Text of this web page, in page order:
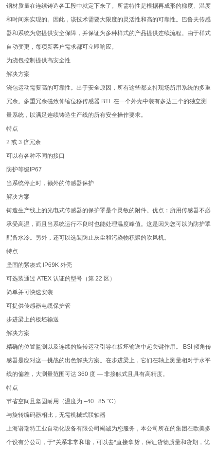
钢材质量在连续铸造各工段中就定下来了。所需特性是根据再成形的梯度、温度
和时间来实现的。因此，该技术需要大限度的灵活性和高的可靠性。巴鲁夫传感
器和系统为您提供安全保障，并保证为多种样式的产品提供连续流程。由于样式
自动变更，每项新客户需求都可立即响应。
为浇包控制提供高安全性
解决方案
浇包运动需要高的可靠性。出于安全原因，所有这些都支持现场所用系统的多重
冗余。多重冗余磁致伸缩位移传感器 BTL 在一个外壳中装有多达三个的独立测
量系统，以满足连续铸造生产线的所有安全操作要求。
特点
2 或 3 倍冗余
可以有各种不同的接口
防护等级IP67
当系统停止时，额外的传感器保护
解决方案
铸造生产线上的光电式传感器的保护罩是个灵敏的附件。优点：所用传感器不必
承受高温，而且当系统运行不良时也能处理温度峰值。这是因为您可以为防护罩
配备水冷。另外，还可以选装防止灰尘和污染物积聚的吹风机。
特点
坚固的紧凑式 IP69K 外壳
可选装通过 ATEX 认证的型号（第 22 区）
简单并可快速安装
可提供传感器电缆保护管
步进梁上的板坯输送
解决方案
精确的位置监测以及连续的旋转运动引导在板坯输送中起关键作用。 BSI 倾角传
感器是应对这一挑战的出色解决方案。在步进梁上，它们在轴上测量相对于水平
线的偏差，大测量范围可达 360 度 — 非接触式且具有高精度。
特点
节省空间且坚固耐用（温度为 –40...85 °C）
与旋转编码器相比，无需机械式联轴器
上海谱瑞特工业自动化设备有限公司竭诚为您服务，本公司所在的集团在欧美多
个设有分公司，于*关系非常和谐，可以去*直接拿货，保证货物质量和货期，优